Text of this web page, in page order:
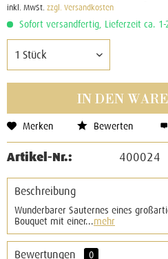
inkl. MwSt. zzgl. Versandkosten
Sofort versandfertig, Lieferzeit ca. 1-
IN DEN
Merken Bewerten
Artikel-Nr.: 400024
Beschreibung
Wunderbarer Sauternes eines
Bouquet mit einer...mehr
Bewertungen
0